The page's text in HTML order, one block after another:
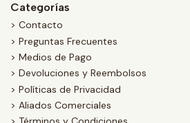
Categorías
> Contacto
> Preguntas Frecuentes
> Medios de Pago
> Devoluciones y Reembolsos
> Políticas de Privacidad
> Aliados Comerciales